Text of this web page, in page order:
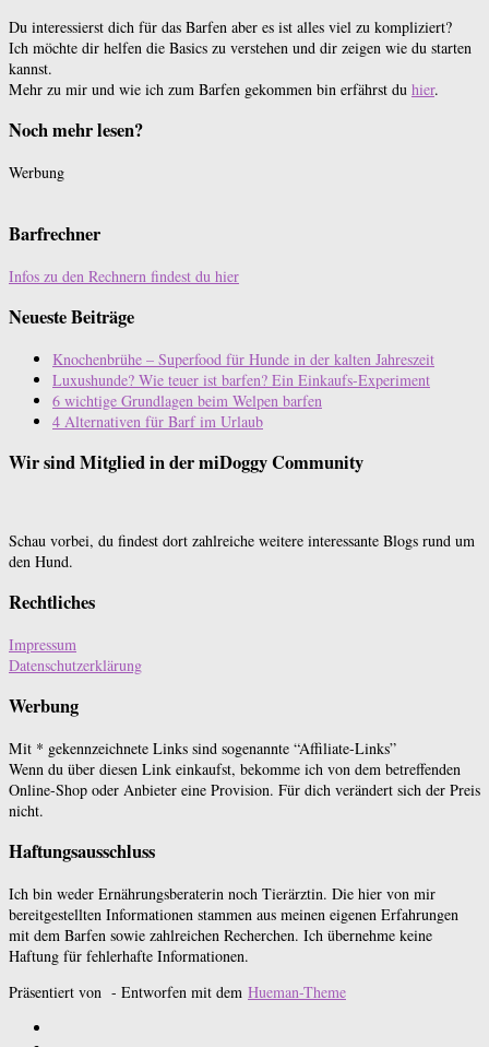
Du interessierst dich für das Barfen aber es ist alles viel zu kompliziert?
Ich möchte dir helfen die Basics zu verstehen und dir zeigen wie du starten
kannst.
Mehr zu mir und wie ich zum Barfen gekommen bin erfährst du hier.
Noch mehr lesen?
Werbung
Barfrechner
Infos zu den Rechnern findest du hier
Neueste Beiträge
Knochenbrühe – Superfood für Hunde in der kalten Jahreszeit
Luxushunde? Wie teuer ist barfen? Ein Einkaufs-Experiment
6 wichtige Grundlagen beim Welpen barfen
4 Alternativen für Barf im Urlaub
Wir sind Mitglied in der miDoggy Community
Schau vorbei, du findest dort zahlreiche weitere interessante Blogs rund um
den Hund.
Rechtliches
Impressum
Datenschutzerklärung
Werbung
Mit * gekennzeichnete Links sind sogenannte “Affiliate-Links”
Wenn du über diesen Link einkaufst, bekomme ich von dem betreffenden
Online-Shop oder Anbieter eine Provision. Für dich verändert sich der Preis
nicht.
Haftungsausschluss
Ich bin weder Ernährungsberaterin noch Tierärztin. Die hier von mir
bereitgestellten Informationen stammen aus meinen eigenen Erfahrungen
mit dem Barfen sowie zahlreichen Recherchen. Ich übernehme keine
Haftung für fehlerhafte Informationen.
Präsentiert von - Entworfen mit dem Hueman-Theme